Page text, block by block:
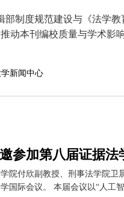
制度规范建设与《法学教
动本刊编校质量与学术影
新闻中心
参加第八届证据
院付欣副教授、刑事法学院
国际会议。 本届会议以“人工